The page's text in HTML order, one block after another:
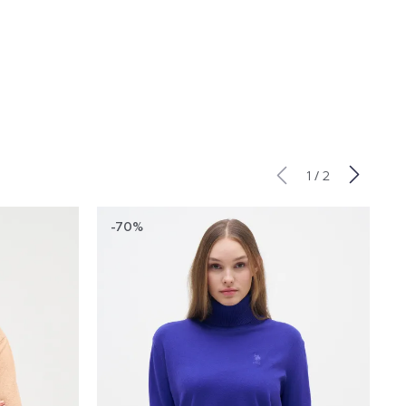
1 / 2
-70%